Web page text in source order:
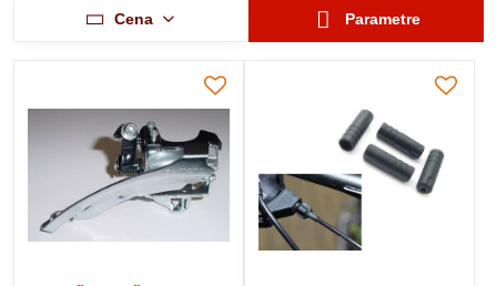
Cena Parametre